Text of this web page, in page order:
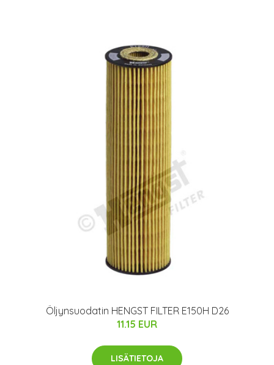
Öljynsuodatin HENGST FILTER E150H D26
11.15 EUR
LISÄTIETOJA